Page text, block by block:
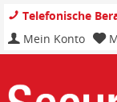
Telefonische
Mein Konto